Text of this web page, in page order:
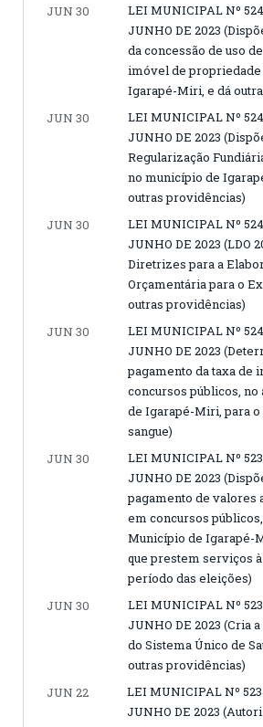
JUN 30
LEI MUNICIPAL Nº
JUNHO DE 2023
da concessão de uso
imóvel de
Igarapé-Miri, e dá
JUN 30
LEI MUNICIPAL Nº
JUNHO DE 2023
Regularização
no município de
outras providências)
JUN 30
LEI MUNICIPAL Nº
JUNHO DE 2023 (LDO
Diretrizes para a
Orçamentária para o
outras providências)
JUN 30
LEI MUNICIPAL Nº
JUNHO DE 2023
pagamento da taxa de
concursos públicos,
de Igarapé-Miri, para
sangue)
JUN 30
LEI MUNICIPAL Nº
JUNHO DE 2023
pagamento de valores
em concursos
Município de Igarapé-
que prestem serviços
período das eleições)
JUN 30
LEI MUNICIPAL Nº
JUNHO DE 2023 (Cria
do Sistema Único de
outras providências)
JUN 22
LEI MUNICIPAL Nº
JUNHO DE 2023